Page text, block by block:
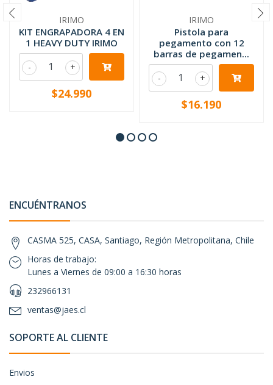
IRIMO
KIT ENGRAPADORA 4 EN
1 HEAVY DUTY IRIMO
+
-
$24.990
IRIMO
Pistola para
pegamento con 12
barras de pegamen...
+
-
$16.190
ENCUÉNTRANOS
CASMA 525, CASA, Santiago, Región Metropolitana, Chile
Horas de trabajo:
Lunes a Viernes de 09:00 a 16:30 horas
232966131
ventas@jaes.cl
SOPORTE AL CLIENTE
Envios